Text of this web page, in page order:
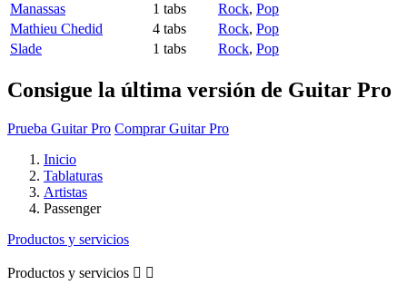
Manassas
1 tabs Rock, Pop
Mathieu Chedid
4 tabs Rock, Pop
Slade
1 tabs Rock, Pop
Consigue la última versión de Guitar Pro
Prueba Guitar Pro Comprar Guitar Pro
Inicio
Tablaturas
Artistas
Passenger
Productos y servicios
Productos y servicios  